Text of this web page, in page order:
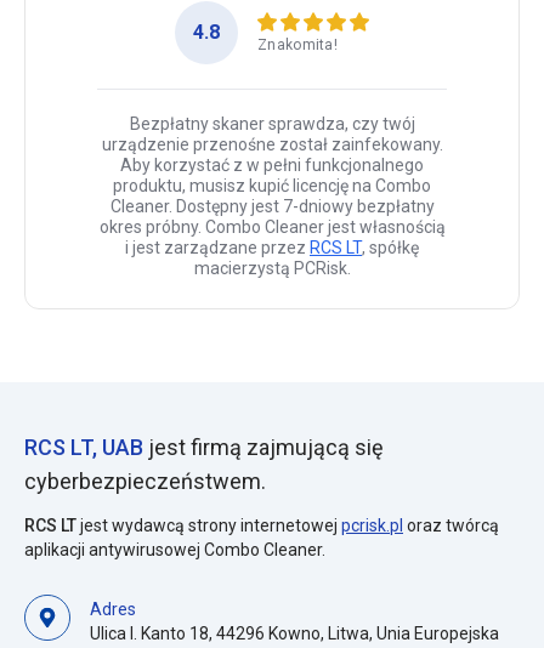
4.8
Znakomita!
Bezpłatny skaner sprawdza, czy twój
urządzenie przenośne został zainfekowany.
Aby korzystać z w pełni funkcjonalnego
produktu, musisz kupić licencję na Combo
Cleaner. Dostępny jest 7-dniowy bezpłatny
okres próbny. Combo Cleaner jest własnością
i jest zarządzane przez RCS LT, spółkę
macierzystą PCRisk.
RCS LT, UAB jest firmą zajmującą się
cyberbezpieczeństwem.
RCS LTjest wydawcą strony internetowej pcrisk.pl oraz twórcą
aplikacji antywirusowej Combo Cleaner.
Adres
Ulica I. Kanto 18, 44296 Kowno, Litwa, Unia Europejska